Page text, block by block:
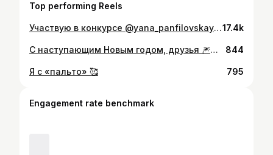
Top performing Reels
Участвую в конкурсе @yana_panfilovskaya SHINE BRIGHT 💥 #намблестяще Наше преображение с @mariya_istomina 💖 Надеюсь на вашу поддержку!🥹🫶🏽 Если понравился образ, ставь ❤️17.4k
С наступающим Новым годом, друзья 🎆🎊🎁🍾🎄 Желаю, чтобы этот год подарил много поводов для радости и счастливых моментов. Пусть сбудутся заветные желания, пусть во всех делах вам сопутствует удача! Оставьте все невзгоды позади и в эту новогоднюю ночь поверьте в чудо, ведь когда во что-то веришь, оно обязательно сбывается! 🥰🥳 844
Я с «пальто» 🥰 795
Engagement rate benchmark